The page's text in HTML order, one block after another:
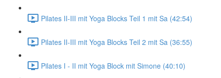
Pilates II-III mit Yoga Blocks Teil 1 mit Sa (42:54)
Pilates II-III mit Yoga Blocks Teil 2 mit Sa (36:55)
Pilates I - II mit Yoga Block mit Simone (40:10)